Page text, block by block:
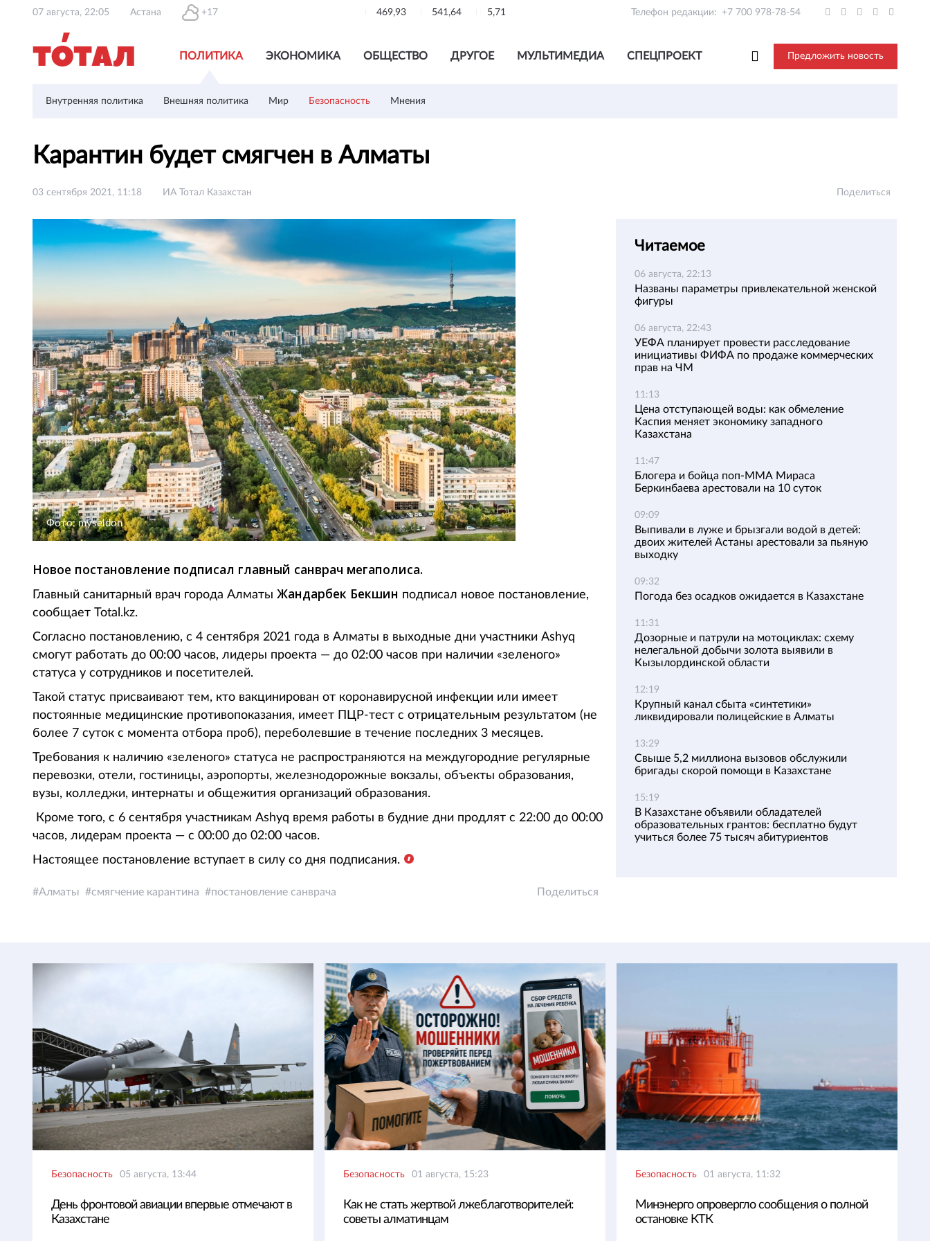
07 августа, 22:05 Астана +17 469,93 541,64 5,71 Телефон редакции: +7 700 978-78-54
ПОЛИТИКА ЭКОНОМИКА ОБЩЕСТВО ДРУГОЕ МУЛЬТИМЕДИА СПЕЦПРОЕКТ Предложить новость
Внутренняя политика Внешняя политика Мир Безопасность Мнения
Карантин будет смягчен в Алматы
03 сентября 2021, 11:18 ИА Тотал Казахстан Поделиться
Фото: myseldon
Новое постановление подписал главный санврач мегаполиса.
Главный санитарный врач города Алматы Жандарбек Бекшин подписал новое постановление,
сообщает Total.kz.
Согласно постановлению, с 4 сентября 2021 года в Алматы в выходные дни участники Ashyq
смогут работать до 00:00 часов, лидеры проекта — до 02:00 часов при наличии «зеленого»
статуса у сотрудников и посетителей.
Такой статус присваивают тем, кто вакцинирован от коронавирусной инфекции или имеет
постоянные медицинские противопоказания, имеет ПЦР-тест с отрицательным результатом (не
более 7 суток с момента отбора проб), переболевшие в течение последних 3 месяцев.
Требования к наличию «зеленого» статуса не распространяются на междугородние регулярные
перевозки, отели, гостиницы, аэропорты, железнодорожные вокзалы, объекты образования,
вузы, колледжи, интернаты и общежития организаций образования.
Кроме того, с 6 сентября участникам Ashyq время работы в будние дни продлят с 22:00 до 00:00
часов, лидерам проекта — с 00:00 до 02:00 часов.
Настоящее постановление вступает в силу со дня подписания.
Алматы смягчение карантина постановление санврача Поделиться
Читаемое
06 августа, 22:13
Названы параметры привлекательной женской
фигуры
06 августа, 22:43
УЕФА планирует провести расследование
инициативы ФИФА по продаже коммерческих
прав на ЧМ
11:13
Цена отступающей воды: как обмеление
Каспия меняет экономику западного
Казахстана
11:47
Блогера и бойца поп-ММА Мираса
Беркинбаева арестовали на 10 суток
09:09
Выпивали в луже и брызгали водой в детей:
двоих жителей Астаны арестовали за пьяную
выходку
09:32
Погода без осадков ожидается в Казахстане
11:31
Дозорные и патрули на мотоциклах: схему
нелегальной добычи золота выявили в
Кызылординской области
12:19
Крупный канал сбыта «синтетики»
ликвидировали полицейские в Алматы
13:29
Свыше 5,2 миллиона вызовов обслужили
бригады скорой помощи в Казахстане
15:19
В Казахстане объявили обладателей
образовательных грантов: бесплатно будут
учиться более 75 тысяч абитуриентов
Безопасность 05 августа, 13:44
День фронтовой авиации впервые отмечают в
Казахстане
Безопасность 01 августа, 15:23
Как не стать жертвой лжеблаготворителей:
советы алматинцам
Безопасность 01 августа, 11:32
Минэнерго опровергло сообщения о полной
остановке КТК